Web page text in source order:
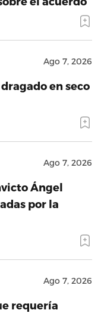
Ago 7, 2026
en seco
Ago 7, 2026
Ángel
por la
Ago 7, 2026
requería